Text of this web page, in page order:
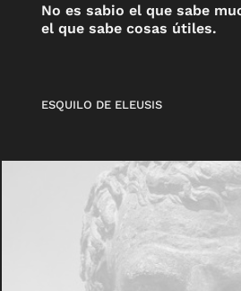
No es sabio el que sabe
el que sabe cosas útiles.
ESQUILO DE ELEUSIS